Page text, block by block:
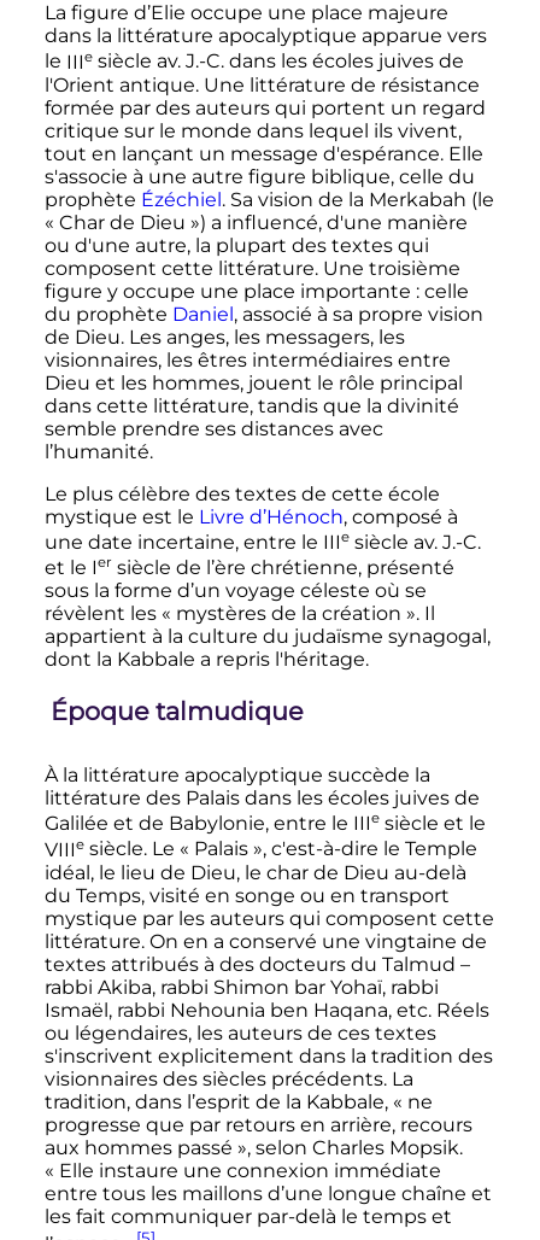
La figure d’Elie occupe une place majeure
dans la littérature apocalyptique apparue vers
le IIIe siècle av. J.-C.dans les écoles juives de
l'Orient antique. Une littérature de résistance
formée par des auteurs qui portent un regard
critique sur le monde dans lequel ils vivent,
tout en lançant un message d'espérance. Elle
s'associe à une autre figure biblique, celle du
prophète Ézéchiel. Sa vision de la Merkabah (le
« Char de Dieu ») a influencé, d'une manière
ou d'une autre, la plupart des textes qui
composent cette littérature. Une troisième
figure y occupe une place importante : celle
du prophète Daniel, associé à sa propre vision
de Dieu. Les anges, les messagers, les
visionnaires, les êtres intermédiaires entre
Dieu et les hommes, jouent le rôle principal
dans cette littérature, tandis que la divinité
semble prendre ses distances avec
l’humanité.
Le plus célèbre des textes de cette école
mystique est le Livre d’Hénoch, composé à
une date incertaine, entre le IIIe siècle av. J.-C.
et le Ier siècle de l’ère chrétienne, présenté
sous la forme d’un voyage céleste où se
révèlent les « mystères de la création ». Il
appartient à la culture du judaïsme synagogal,
dont la Kabbale a repris l'héritage.
Époque talmudique
À la littérature apocalyptique succède la
littérature des Palais dans les écoles juives de
Galilée et de Babylonie, entre le IIIe siècle et le
VIIIe siècle. Le « Palais », c'est-à-dire le Temple
idéal, le lieu de Dieu, le char de Dieu au-delà
du Temps, visité en songe ou en transport
mystique par les auteurs qui composent cette
littérature. On en a conservé une vingtaine de
textes attribués à des docteurs du Talmud –
rabbi Akiba, rabbi Shimon bar Yohaï, rabbi
Ismaël, rabbi Nehounia ben Haqana, etc. Réels
ou légendaires, les auteurs de ces textes
s'inscrivent explicitement dans la tradition des
visionnaires des siècles précédents. La
tradition, dans l’esprit de la Kabbale, « ne
progresse que par retours en arrière, recours
aux hommes passé », selon Charles Mopsik.
« Elle instaure une connexion immédiate
entre tous les maillons d’une longue chaîne et
les fait communiquer par-delà le temps et